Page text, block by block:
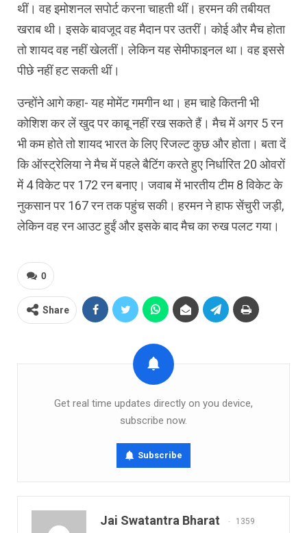
थीं। वह इमोशनल सपोर्ट करना चाहती थीं। हरमन की तबीयत
खराब थी। इसके बावजूद वह मैदान पर उतरीं। कोई और मैच होता
तो शायद वह नहीं खेलतीं। लेकिन यह सेमीफाइनल था। वह इससे
पीछे नहीं हट सकती थीं।
उन्होंने आगे कहा- यह मोमेंट गमगीन था। हम चाहे कितनी भी
कोशिश कर लें खुद पर काबू नहीं रख सकते हैं। मैच में अगर 5 रन
भी कम होते तो शायद भारत के लिए रिजल्ट कुछ और होता। बता दें
कि ऑस्ट्रेलिया ने मैच में पहले बैटिंग करते हुए निर्धारित 20 ओवरों
में 4 विकेट पर 172 रन बनाए। जवाब में भारतीय टीम 8 विकेट के
नुकसान पर 167 रन तक पहुंच सकी। हरमन ने हाफ सेंचुरी जड़ी,
लेकिन वह रन आउट हुईं और इसके बाद मैच का रुख पलट गया।
0
Share
Get real time updates directly on you device,
subscribe now.
Subscribe
Jai Swatantra Bharat 1359